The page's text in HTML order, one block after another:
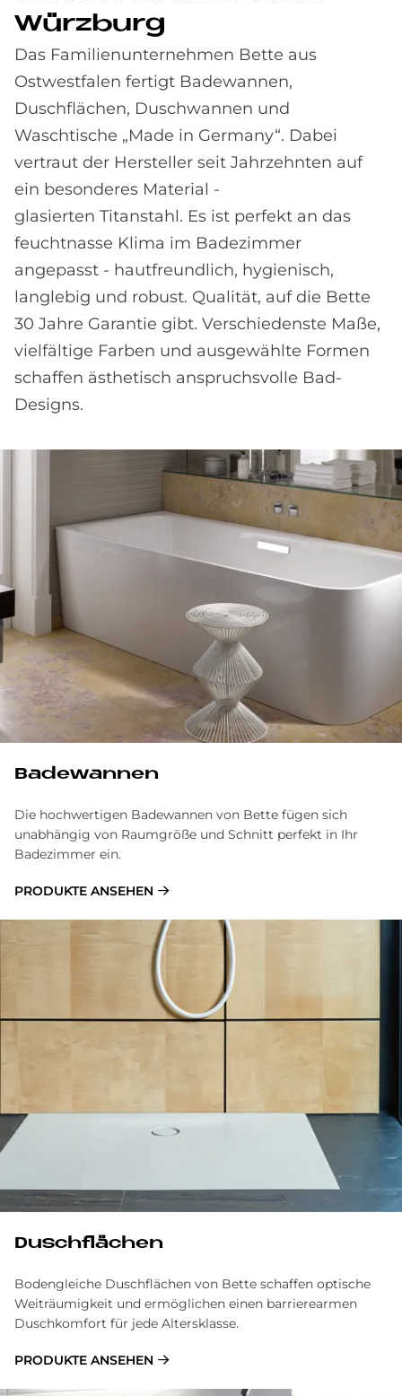
Würz­burg
Das Familienunternehmen Bette aus
Ostwestfalen fertigt Badewannen,
Duschflächen, Duschwannen und
Waschtische „Made in Germany“. Dabei
vertraut der Hersteller seit Jahrzehnten auf
ein besonderes Material -
glasierten Titanstahl. Es ist perfekt an das
feuchtnasse Klima im Badezimmer
angepasst - hautfreundlich, hygienisch,
langlebig und robust. Qualität, auf die Bette
30 Jahre Garantie gibt. Verschiedenste Maße,
vielfältige Farben und ausgewählte Formen
schaffen ästhetisch anspruchsvolle Bad-
Designs.
Ba­de­wan­nen
Die hochwertigen Badewannen von Bette fügen sich
unabhängig von Raumgröße und Schnitt perfekt in Ihr
Badezimmer ein.
PRODUKTE ANSEHEN
Dusch­flä­chen
Bodengleiche Duschflächen von Bette schaffen optische
Weiträumigkeit und ermöglichen einen barrierearmen
Duschkomfort für jede Altersklasse.
PRODUKTE ANSEHEN